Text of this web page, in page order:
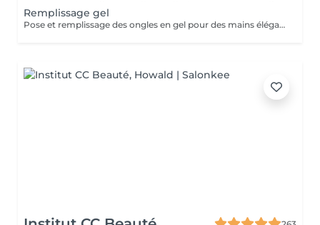
Remplissage gel
Pose et remplissage des ongles en gel pour des mains élégantes et durables. La French et le Babyboomer entraînent un supplément de 7 €. Pour toute décoration (brillants, dessins, motifs), à partir de la deuxième ongle décoré, un coût supplémentaire de 3 € sera appliqué.